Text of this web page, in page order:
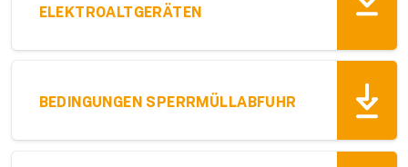
ELEKTROALTGERÄTEN
BEDINGUNGEN SPERRMÜLLABFUHR